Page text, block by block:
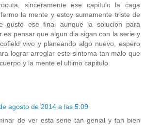
sinceramente ese capitulo la caga
la mente y estoy sumamente triste de
gusto ese final aunque la solucion para
es pensar que algun dia sigan con la serie y
vivo y planeando algo nuevo, espero
lograr arreglar este sintoma tan malo que
y la mente el ultimo capitulo
agosto de 2014 a las 5:09
de ver esta serie tan genial y tan bien